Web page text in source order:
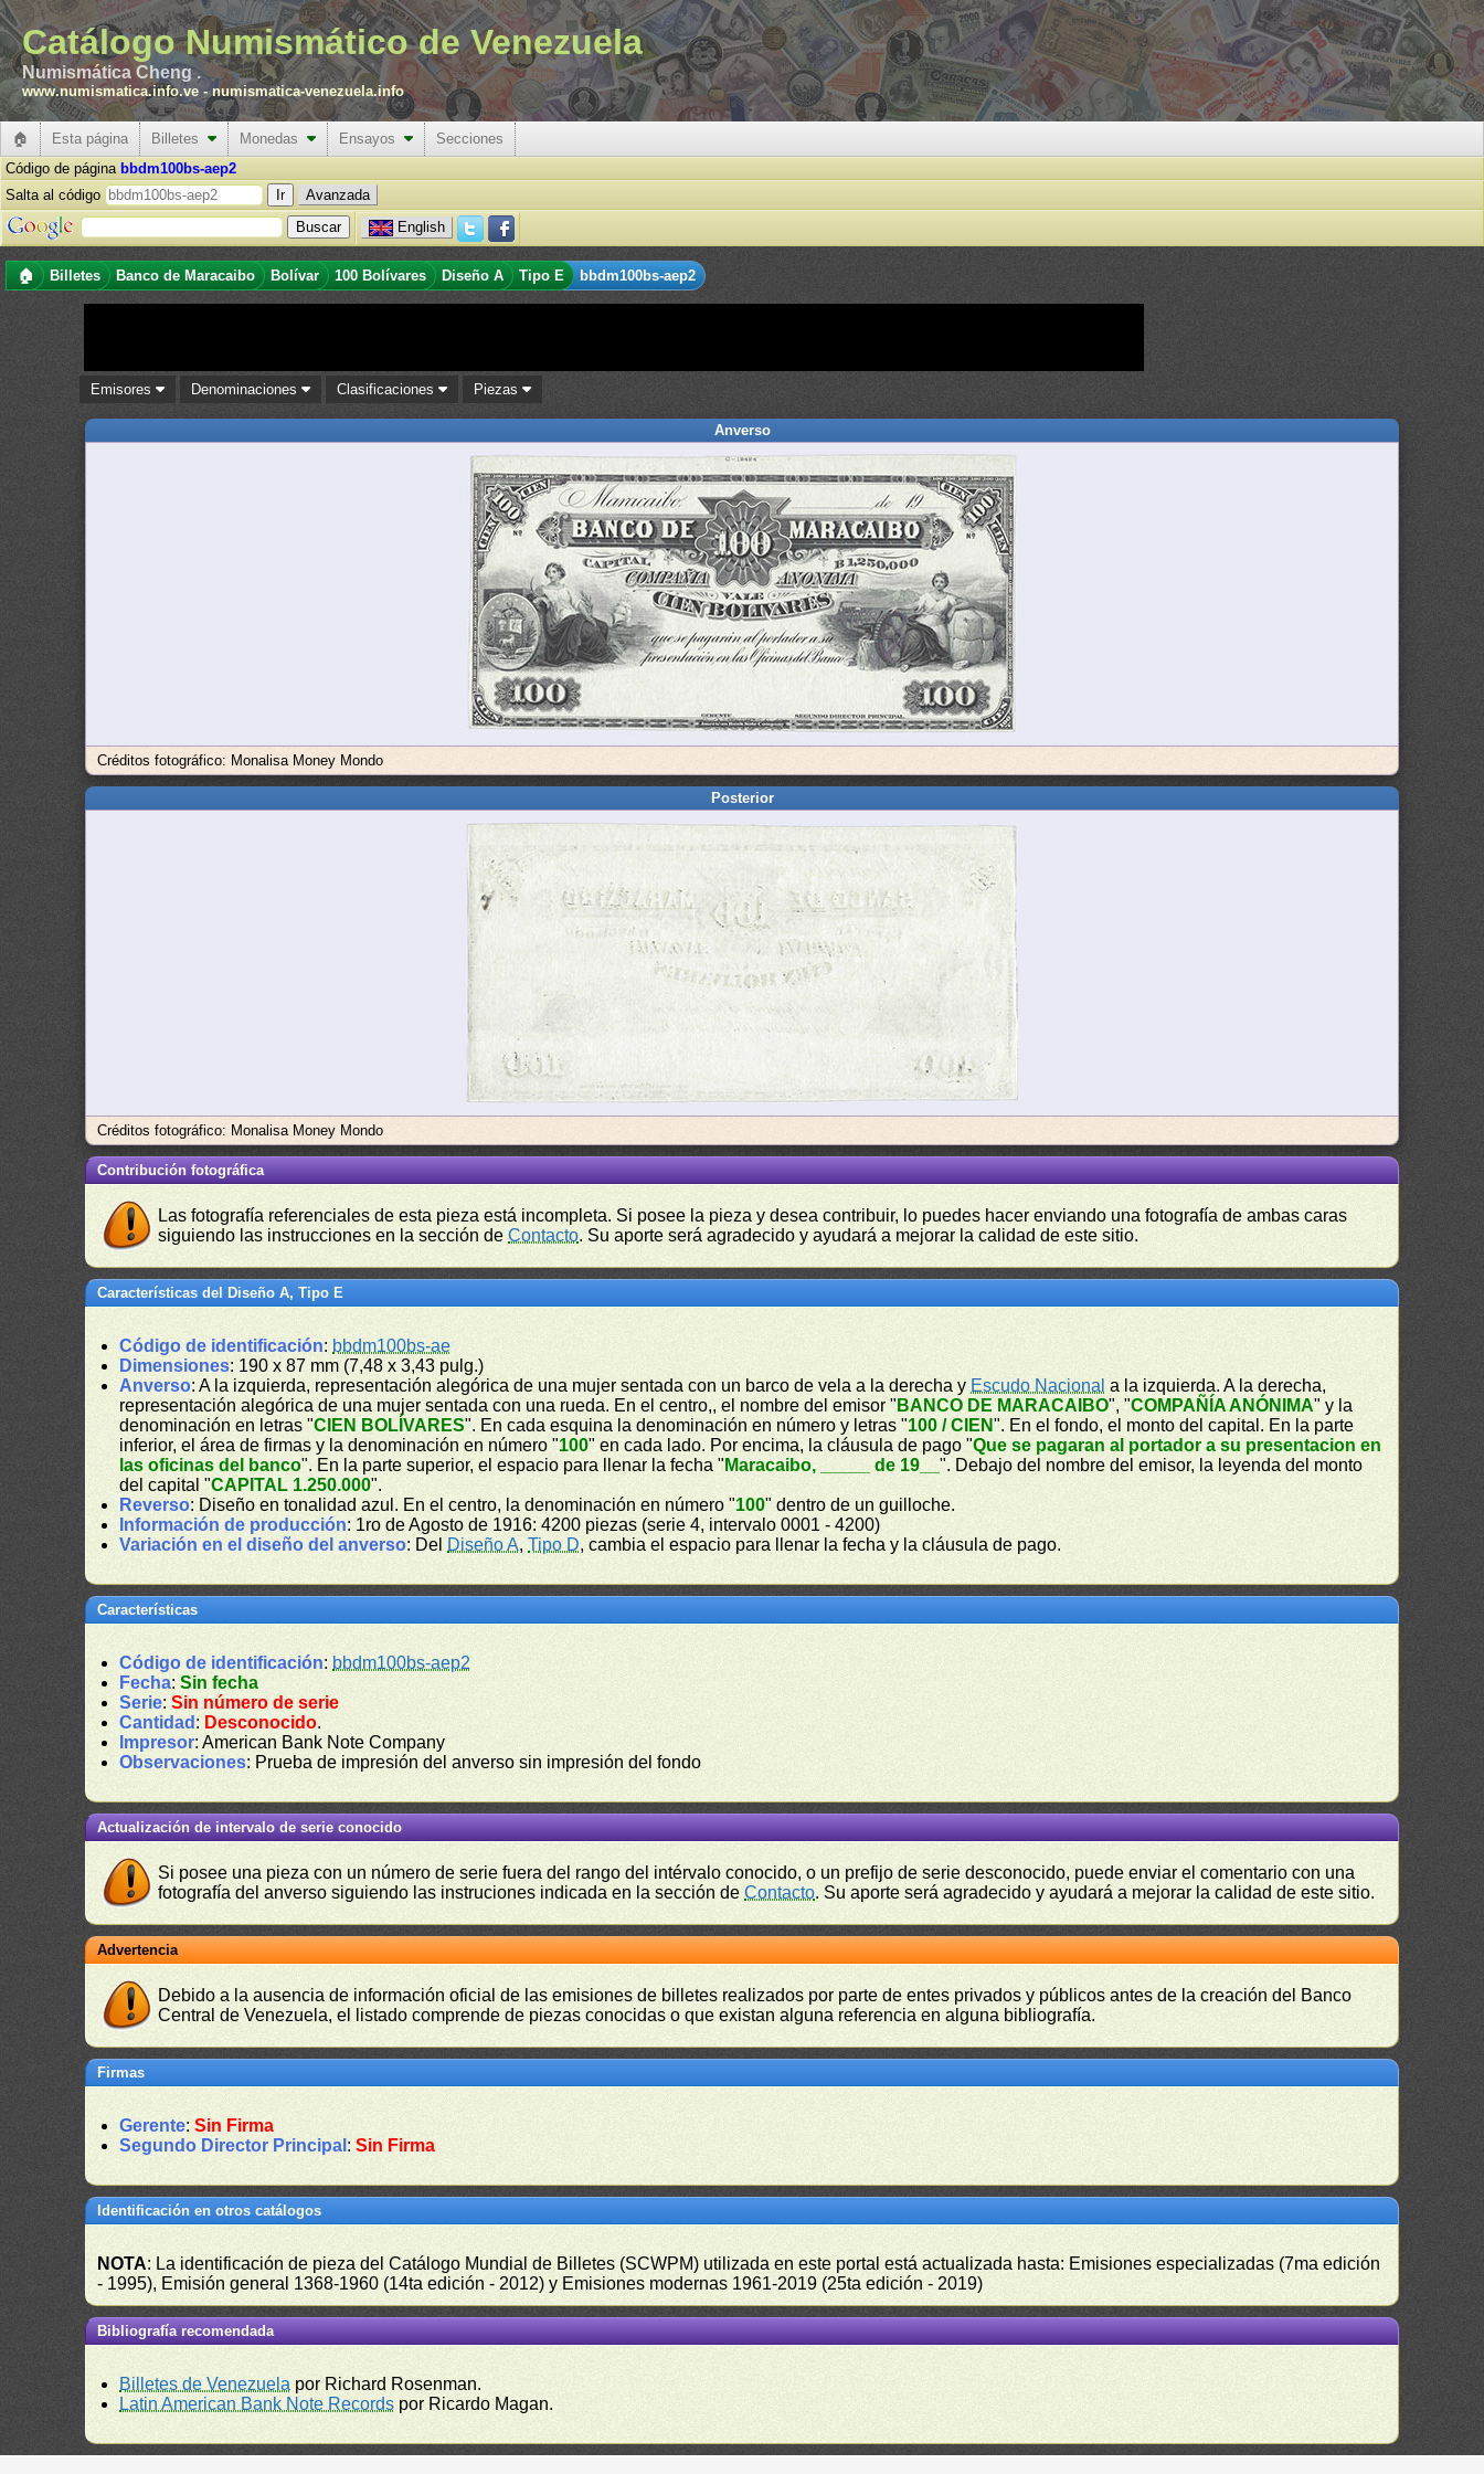
Catálogo Numismático de Venezuela
Numismática Cheng .
www.numismatica.info.ve -numismatica-venezuela.info
🏠 Esta página Billetes Monedas Ensayos
Secciones
Código de página bbdm100bs-aep2
Salta al código
Avanzada
English
🏠 Billetes Banco de Maracaibo Bolívar 100 Bolívares Diseño A Tipo E bbdm100bs-aep2
Emisores Denominaciones Clasificaciones Piezas
Anverso
Créditos fotográfico: Monalisa Money Mondo
Posterior
Créditos fotográfico: Monalisa Money Mondo
Contribución fotográfica
Las fotografía referenciales de esta pieza está incompleta. Si posee la pieza y desea contribuir, lo puedes hacer enviando una fotografía de ambas caras
siguiendo las instrucciones en la sección deContacto. Su aporte será agradecido y ayudará a mejorar la calidad de este sitio.
Características del Diseño A, Tipo E
Código de identificación: bbdm100bs-ae
Dimensiones: 190 x 87 mm (7,48 x 3,43 pulg.)
Anverso: A la izquierda, representación alegórica de una mujer sentada con un barco de vela a la derecha y Escudo Nacional a la izquierda. A la derecha,
representación alegórica de una mujer sentada con una rueda. En el centro,, el nombre del emisor " BANCO DE MARACAIBO", "COMPAÑÍA ANÓNIMA" y la
denominación en letras "CIEN BOLÍVARES". En cada esquina la denominación en número y letras "100 / CIEN". En el fondo, el monto del capital. En la parte
inferior, el área de firmas y la denominación en número "100" en cada lado. Por encima, la cláusula de pago "Que se pagaran al portador a su presentacion en
las oficinas del banco". En la parte superior, el espacio para llenar la fecha " Maracaibo, _____ de 19__". Debajo del nombre del emisor, la leyenda del monto
del capital "CAPITAL 1.250.000".
Reverso: Diseño en tonalidad azul. En el centro, la denominación en número "100" dentro de un guilloche.
Información de producción: 1ro de Agosto de 1916: 4200 piezas (serie 4, intervalo 0001 - 4200)
Variación en el diseño del anverso: Del Diseño A,Tipo D, cambia el espacio para llenar la fecha y la cláusula de pago.
Características
Código de identificación: bbdm100bs-aep2
Fecha:Sin fecha
Serie:Sin número de serie
Cantidad : Desconocido.
Impresor: American Bank Note Company
Observaciones: Prueba de impresión del anverso sin impresión del fondo
Actualización de intervalo de serie conocido
Si posee una pieza con un número de serie fuera del rango del intérvalo conocido, o un prefijo de serie desconocido, puede enviar el comentario con una
fotografía del anverso siguiendo las instruciones indicada en la sección deContacto. Su aporte será agradecido y ayudará a mejorar la calidad de este sitio.
Advertencia
Debido a la ausencia de información oficial de las emisiones de billetes realizados por parte de entes privados y públicos antes de la creación del Banco
Central de Venezuela, el listado comprende de piezas conocidas o que existan alguna referencia en alguna bibliografía.
Firmas
Gerente:Sin Firma
Segundo Director Principal :Sin Firma
Identificación en otros catálogos
NOTA: La identificación de pieza del Catálogo Mundial de Billetes (SCWPM) utilizada en este portal está actualizada hasta: Emisiones especializadas (7ma edición
- 1995), Emisión general 1368-1960 (14ta edición - 2012) y Emisiones modernas 1961-2019 (25ta edición - 2019)
Bibliografía recomendada
Billetes de Venezuela por Richard Rosenman.
Latin American Bank Note Records por Ricardo Magan.